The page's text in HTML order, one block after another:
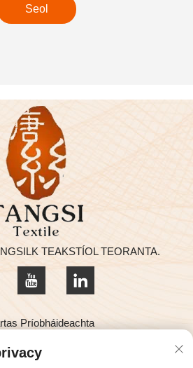
Seol
TEAKSTÍOL TEORANTA.
Príobháideachta
ag EIDRHEAMH TEANGSILK
TEORANTA